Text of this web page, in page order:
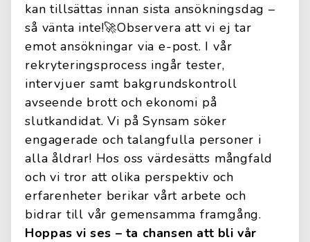
kan tillsättas innan sista ansökningsdag –
så vänta inte!🚀Observera att vi ej tar
emot ansökningar via e-post. I vår
rekryteringsprocess ingår tester,
intervjuer samt bakgrundskontroll
avseende brott och ekonomi på
slutkandidat. Vi på Synsam söker
engagerade och talangfulla personer i
alla åldrar! Hos oss värdesätts mångfald
och vi tror att olika perspektiv och
erfarenheter berikar vårt arbete och
bidrar till vår gemensamma framgång.
Hoppas vi ses – ta chansen att bli vår